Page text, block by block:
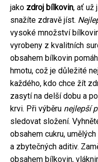
jako zdroj bílkovin, ať už
snažíte zdravě jíst.
vysoké množství
vyrobeny z kvalitních
obsahem bílkovin
hmotu, což je důležité
každého, kdo chce žít
zasytí na delší dobu a
krvi. Při výběru nejlepší
sledovat složení.
obsahem cukru,
a zbytečných aditiv.
obsahem bílkovin,